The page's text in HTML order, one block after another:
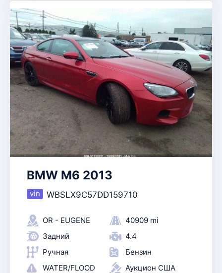
BMW M6 2013
WBSLX9C57DD159710
OR - EUGENE
40909 mi
Задний
4.4
Ручная
Бензин
WATER/FLOOD
Аукцион США